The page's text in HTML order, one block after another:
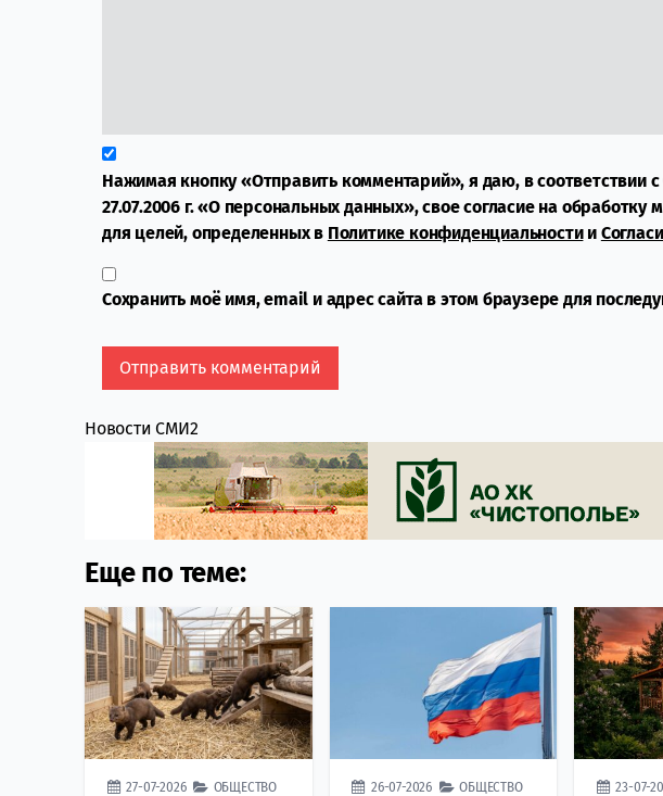
Нажимая кнопку «Отправить комментарий», я даю, в
27.07.2006 г. «О персональных данных», свое согласие на обработку
для целей, определенных в Политике конфиденциальностии
Сохранить моё имя, email и адрес сайта в этом браузере для
Новости СМИ2
Еще по теме:
27-07-2026 ОБЩЕСТВО 26-07-2026 ОБЩЕСТВО 23-07-